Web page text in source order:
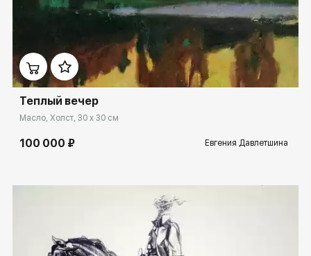
ekb.rakovgallery.ru
Теплый вечер
Масло, Холст, 30 x 30 см
100 000 ₽ Евгения Давлетшина